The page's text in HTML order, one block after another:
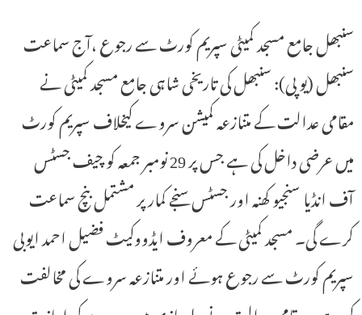
سنبھل جامع مسجد کمیٹی سپریم کورٹ سے رجوع ،آج سماعت
سنبھل (یو پی): سنبھل کی تاریخی شاہی جامع مسجد کمیٹی نے
مقامی عدالت کے متنازعہ کمیشن سروے کیخلاف سپریم کورٹ
میں عرضی داخل کی ہے جس پر 29 نومبر جمعہ کو چیف جسٹس
آف انڈیا سنجیو کھنہ اور جسٹس سنجے کمار پر مشتمل بنچ سماعت
کرے گی۔ مسجد کمیٹی کے معروف ایڈووکیٹ فضیل احمد ایوبی
سپریم کورٹ سے رجوع ہوئے اور متنازعہ سروے کی مخالفت